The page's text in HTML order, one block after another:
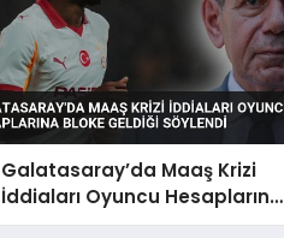
Galatasaray’da Maaş Krizi
İddiaları Oyuncu Hesaplarına
Bloke Geldiği Söylendi